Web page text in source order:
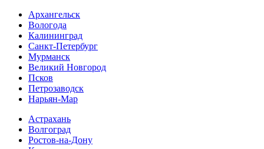
Архангельск
Вологода
Калининград
Санкт-Петербург
Мурманск
Великий Новгород
Псков
Петрозаводск
Нарьян-Мар
Астрахань
Волгоград
Ростов-на-Дону